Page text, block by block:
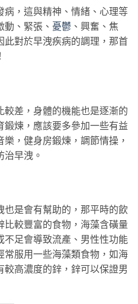
病，這與精神、情緒、心理等
、緊張、 憂鬱 、興奮、焦
此對於早洩疾病的調理，那首
較差，身體的機能也是逐漸的
鍛煉，應該要多參加一些有益
，健身房鍛煉，調節情操，
治早洩。
是會有幫助的，那平時的飲
比較豐富的食物，海藻含磺量
不足會導致流產、男性性功能
常服用一些海藻類食物，如海
高濃度的鋅，鋅可以保證男